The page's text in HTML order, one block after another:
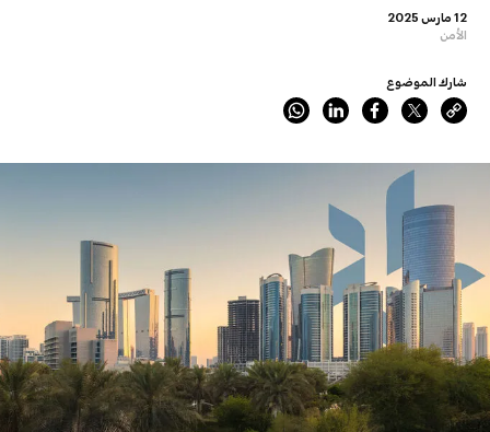
12 مارس 2025
الأمن
شارك الموضوع